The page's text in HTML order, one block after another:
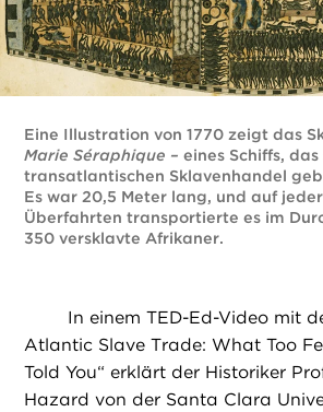
Eine Illustration von 1770 zeigt das
Marie Séraphique – eines Schiffs,
transatlantischen Sklavenhandel
Es war 20,5 Meter lang, und auf
Überfahrten transportierte es im
350 versklavte Afrikaner.
In einem TED-Ed-Video mit
Atlantic Slave Trade: What Too
Told You“ erklärt der Historiker
Hazard von der Santa Clara